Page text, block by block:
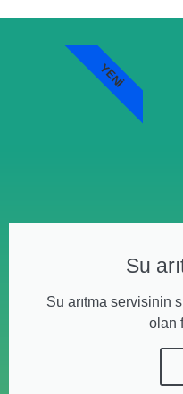
Su
Su arıtma servisinin
olan
YENI